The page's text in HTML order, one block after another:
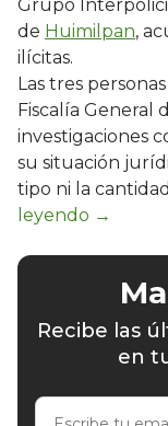
Grupo
de Huimilpan,
ilícitas.
Las tres
Fiscalía General
investigaciones
su situación
tipo ni la
Recibe las
en
Escribe